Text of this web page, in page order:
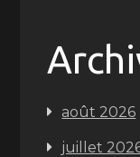
août 2026
juillet